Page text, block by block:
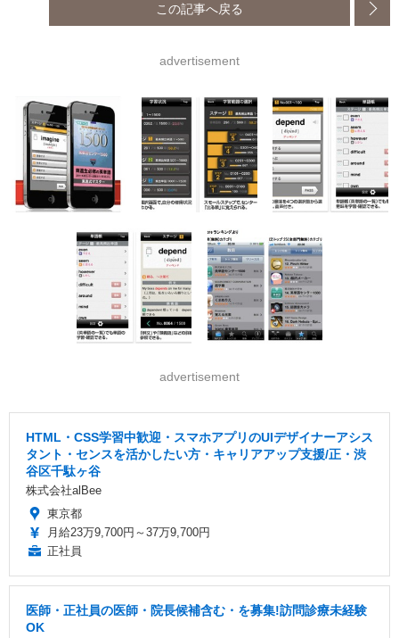
この記事へ戻る
advertisement
advertisement
HTML・CSS学習中歓迎・スマホアプリのUIデザイナーアシス
タント・センスを活かしたい方・キャリアアップ支援/正・渋
⾕区千駄ヶ⾕
株式会社alBee
東京都
月給23万9,700円～37万9,700円
正社員
医師・正社員の医師・院長候補含む・を募集!訪問診療未経験
OK